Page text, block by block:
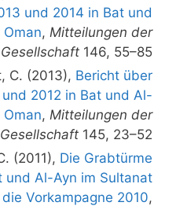
und 2014 in Bat und
, Mitteilungen der
146, 55–85.
C. (2013), Bericht über
2012 in Bat und Al-
, Mitteilungen der
145, 23–52.
(2011), Die Grabtürme
und Al-Ayn im Sultanat
Vorkampagne 2010,